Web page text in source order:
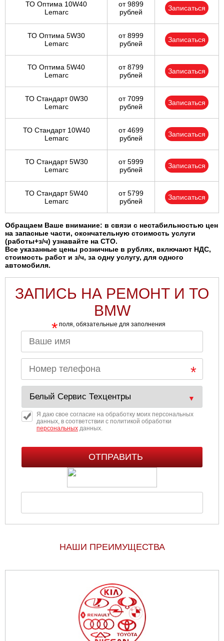
ТО Оптима 10W40
Lemarc
от 9899
рублей
Записаться
ТО Оптима 5W30
Lemarc
от 8999
рублей
Записаться
ТО Оптима 5W40
Lemarc
от 8799
рублей
Записаться
ТО Стандарт 0W30
Lemarc
от 7099
рублей
Записаться
ТО Стандарт 10W40
Lemarc
от 4699
рублей
Записаться
ТО Стандарт 5W30
Lemarc
от 5999
рублей
Записаться
ТО Стандарт 5W40
Lemarc
от 5799
рублей
Записаться
Обращаем Ваше внимание: в связи с нестабильностью цен
на запасные части, окончательную стоимость услуги
(работы+з/ч) узнавайте на СТО.
Все указанные цены розничные в рублях, включают НДС,
стоимость работ и з/ч, за одну услугу, для одного
автомобиля.
ЗАПИСЬ НА РЕМОНТ И ТО
BMW
* поля, обязательные для заполнения
Я даю свое согласие на обработку моих персональных
данных, в соответствии с политикой обработки
персональныхданных.
НАШИ ПРЕИМУЩЕСТВА